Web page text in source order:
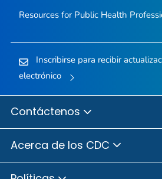
Resources for Public Health
Inscribirse para recibir
electrónico
Contáctenos
Acerca de los CDC